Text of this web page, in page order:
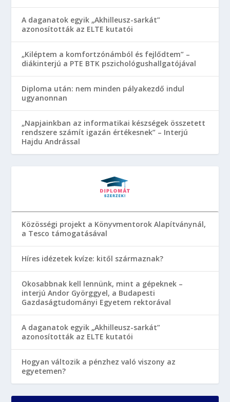
A daganatok egyik „Akhilleusz-sarkát”
azonosították az ELTE kutatói
„Kiléptem a komfortzónámból és fejlődtem” –
diákinterjú a PTE BTK pszichológushallgatójával
Diploma után: nem minden pályakezdő indul
ugyanonnan
„Napjainkban az informatikai készségek összetett
rendszere számít igazán értékesnek” – Interjú
Hajdu Andrással
Közösségi projekt a Könyvmentorok Alapítványnál,
a Tesco támogatásával
Híres idézetek kvíze: kitől származnak?
Okosabbnak kell lennünk, mint a gépeknek –
interjú Andor Györggyel, a Budapesti
Gazdaságtudományi Egyetem rektorával
A daganatok egyik „Akhilleusz-sarkát”
azonosították az ELTE kutatói
Hogyan változik a pénzhez való viszony az
egyetemen?